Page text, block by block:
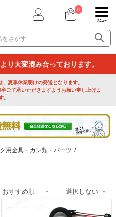
0
ﾒﾆｭｰ
り大変混み合っております。
夏季休業明けの発送となります。
ご了承いただきますようお願い申し上げま
。
用金具・カン類・パーツ /